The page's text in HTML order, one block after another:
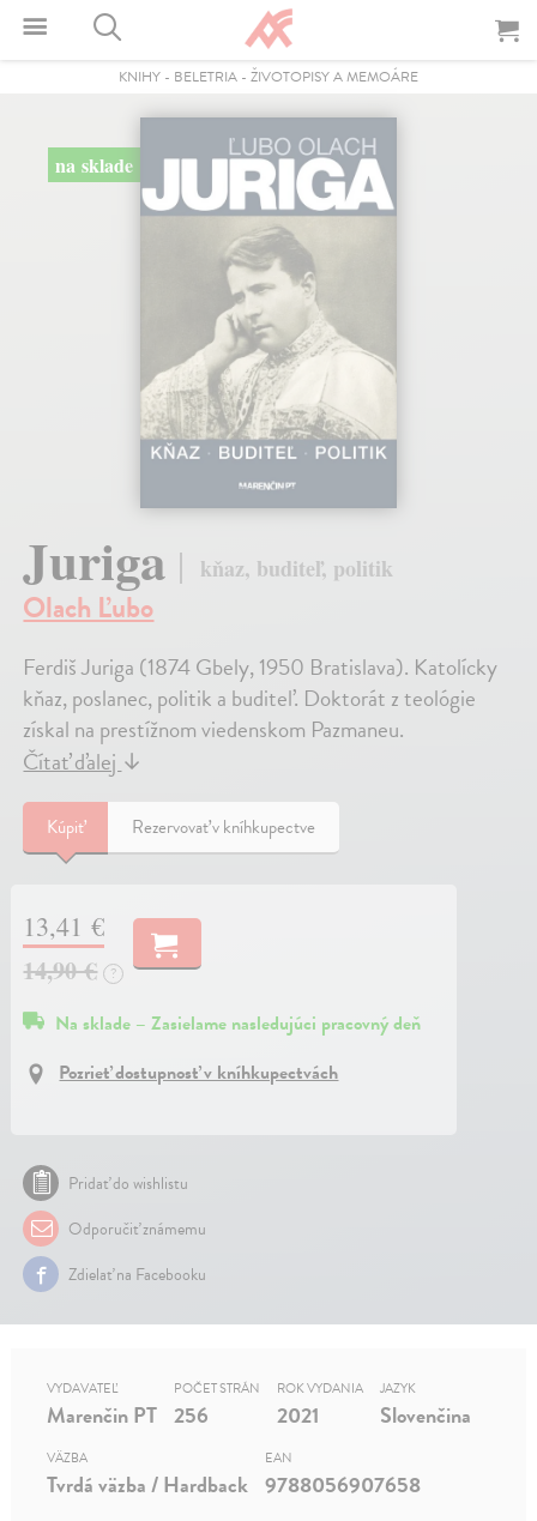
KNIHY - BELETRIA - ŽIVOTOPISY A MEMOÁRE
na sklade
Juriga kňaz, buditeľ, politik
Olach Ľubo
Ferdiš Juriga (1874 Gbely, 1950 Bratislava). Katolícky
kňaz, poslanec, politik a buditeľ. Doktorát z teológie
získal na prestížnom viedenskom Pazmaneu.
Čítať ďalej ↓
Kúpiť Rezervovať v kníhkupectve
13,41 €
14,90 €
?
Na sklade – Zasielame nasledujúci pracovný deň
Pozrieť dostupnosť v kníhkupectvách
Pridať do wishlistu
Odporučiť známemu
Zdielať na Facebooku
VYDAVATEĽ
Marenčin PT
POČET STRÁN
256
ROK VYDANIA
2021
JAZYK
Slovenčina
VÄZBA
Tvrdá väzba / Hardback
EAN
9788056907658